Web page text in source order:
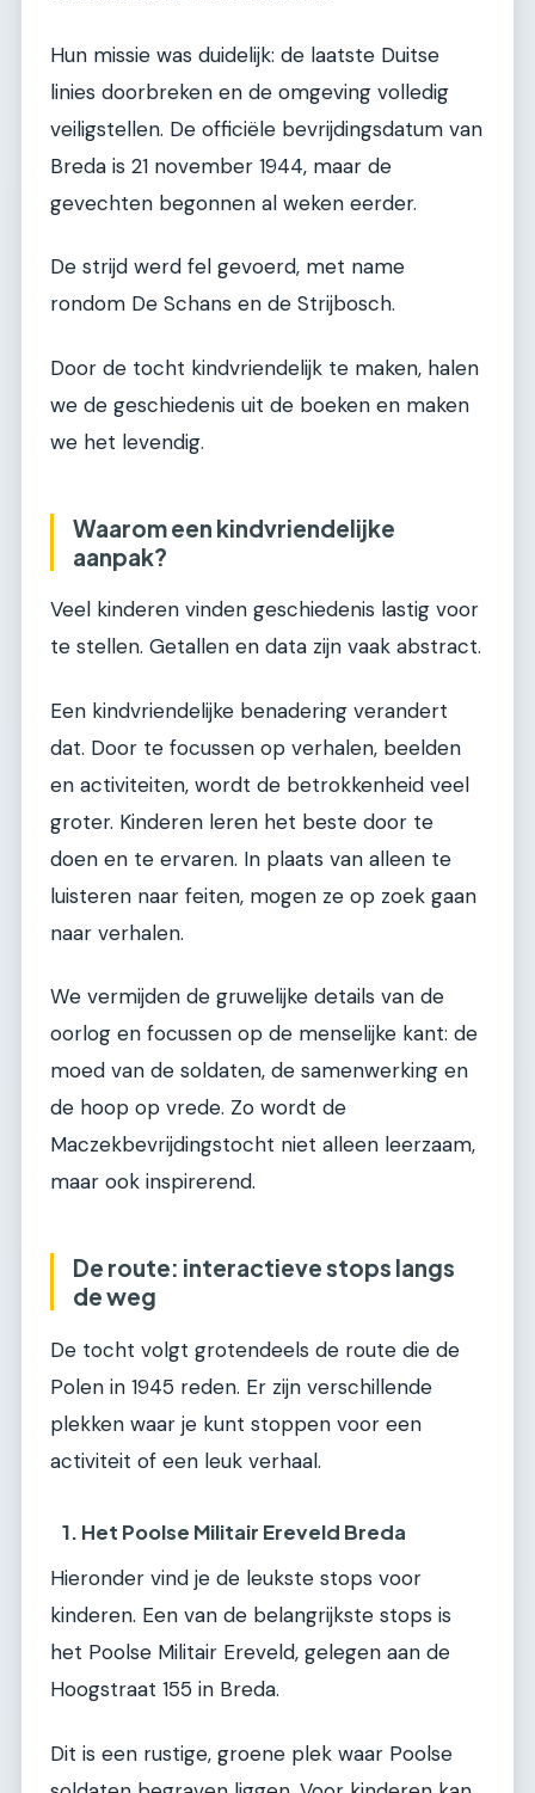
Hun missie was duidelijk: de laatste Duitse
linies doorbreken en de omgeving volledig
veiligstellen. De officiële bevrijdingsdatum van
Breda is 21 november 1944, maar de
gevechten begonnen al weken eerder.
De strijd werd fel gevoerd, met name
rondom De Schans en de Strijbosch.
Door de tocht kindvriendelijk te maken, halen
we de geschiedenis uit de boeken en maken
we het levendig.
Waarom een kindvriendelijke
aanpak?
Veel kinderen vinden geschiedenis lastig voor
te stellen. Getallen en data zijn vaak abstract.
Een kindvriendelijke benadering verandert
dat. Door te focussen op verhalen, beelden
en activiteiten, wordt de betrokkenheid veel
groter. Kinderen leren het beste door te
doen en te ervaren. In plaats van alleen te
luisteren naar feiten, mogen ze op zoek gaan
naar verhalen.
We vermijden de gruwelijke details van de
oorlog en focussen op de menselijke kant: de
moed van de soldaten, de samenwerking en
de hoop op vrede. Zo wordt de
Maczekbevrijdingstocht niet alleen leerzaam,
maar ook inspirerend.
De route: interactieve stops langs
de weg
De tocht volgt grotendeels de route die de
Polen in 1945 reden. Er zijn verschillende
plekken waar je kunt stoppen voor een
activiteit of een leuk verhaal.
1. Het Poolse Militair Ereveld Breda
Hieronder vind je de leukste stops voor
kinderen. Een van de belangrijkste stops is
het Poolse Militair Ereveld, gelegen aan de
Hoogstraat 155 in Breda.
Dit is een rustige, groene plek waar Poolse